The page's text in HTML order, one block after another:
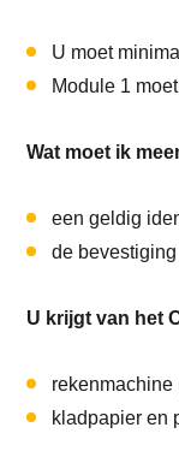
U moet
Module 1
Wat moet ik
een geldig
de
U krijgt van het
rekenmachine
kladpapier en